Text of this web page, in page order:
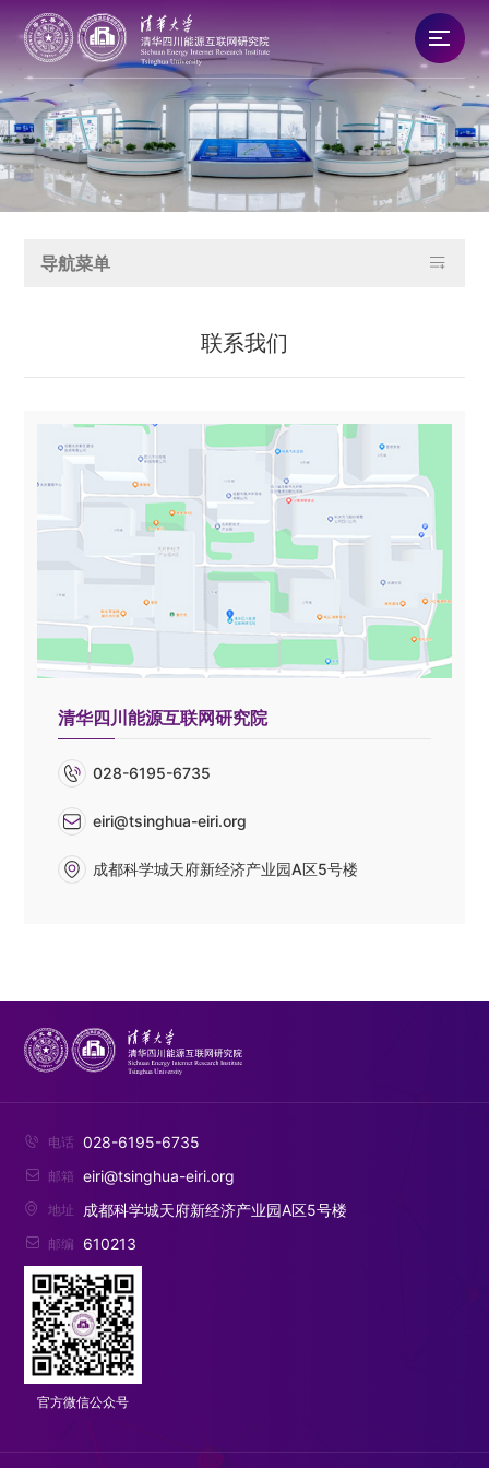
研究院概况
新闻资讯
党建文化
科普教育
English
导航菜单 
联系我们
清华四川能源互联网研究院
028-6195-6735
eiri@tsinghua-eiri.org
成都科学城天府新经济产业园A区5号楼
 电话 028-6195-6735
 邮箱 eiri@tsinghua-eiri.org
 地址 成都科学城天府新经济产业园A区5号楼
 邮编 610213
官方微信公众号